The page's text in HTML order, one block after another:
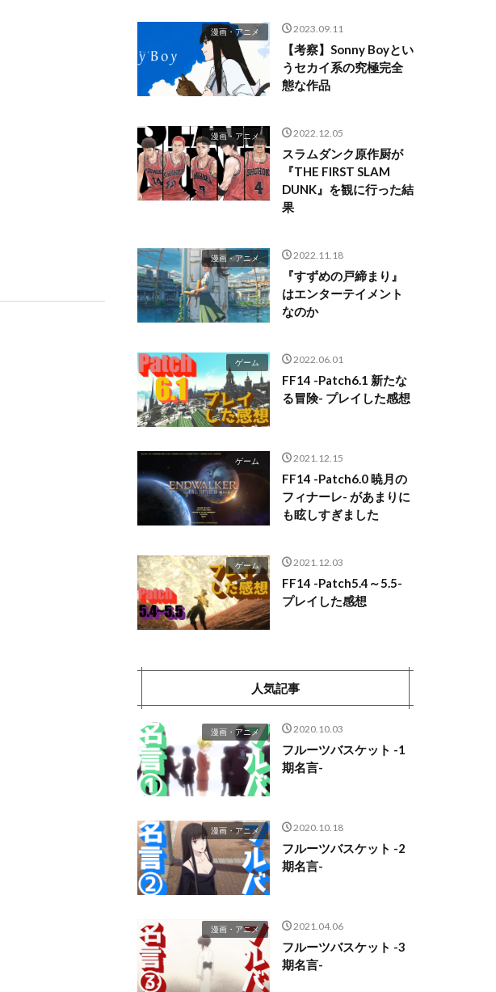
漫画・アニメ 2023.09.11
【考察】Sonny Boyとい
うセカイ系の究極完全
態な作品
漫画・アニメ 2022.12.05
スラムダンク原作厨が
『THE FIRST SLAM
DUNK』を観に行った結
果
漫画・アニメ 2022.11.18
『すずめの戸締まり』
はエンターテイメント
なのか
ゲーム 2022.06.01
FF14 -Patch6.1 新たな
る冒険- プレイした感想
ゲーム 2021.12.15
FF14 -Patch6.0 暁月の
フィナーレ- があまりに
も眩しすぎました
ゲーム 2021.12.03
FF14 -Patch5.4～5.5-
プレイした感想
人気記事
漫画・アニメ 2020.10.03
フルーツバスケット -1
期名言-
漫画・アニメ 2020.10.18
フルーツバスケット -2
期名言-
漫画・アニメ 2021.04.06
フルーツバスケット -3
期名言-